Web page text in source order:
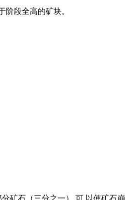
段全高的矿块。
矿石（三分之一）,可 以使矿石崩